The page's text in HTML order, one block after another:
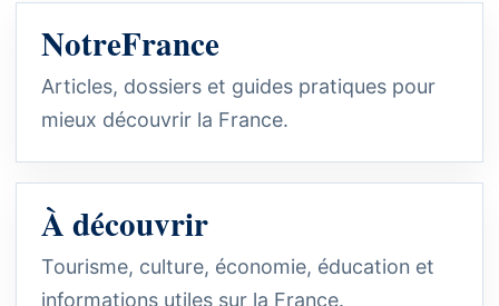
NotreFrance
Articles, dossiers et guides pratiques pour
mieux découvrir la France.
À découvrir
Tourisme, culture, économie, éducation et
informations utiles sur la France.